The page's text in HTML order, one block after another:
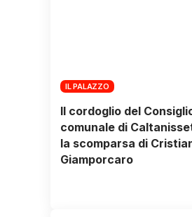
IL PALAZZO
Il cordoglio del
comunale di
la scomparsa di
Giamporcaro